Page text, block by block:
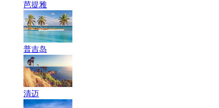
芭提雅
普吉岛
清迈